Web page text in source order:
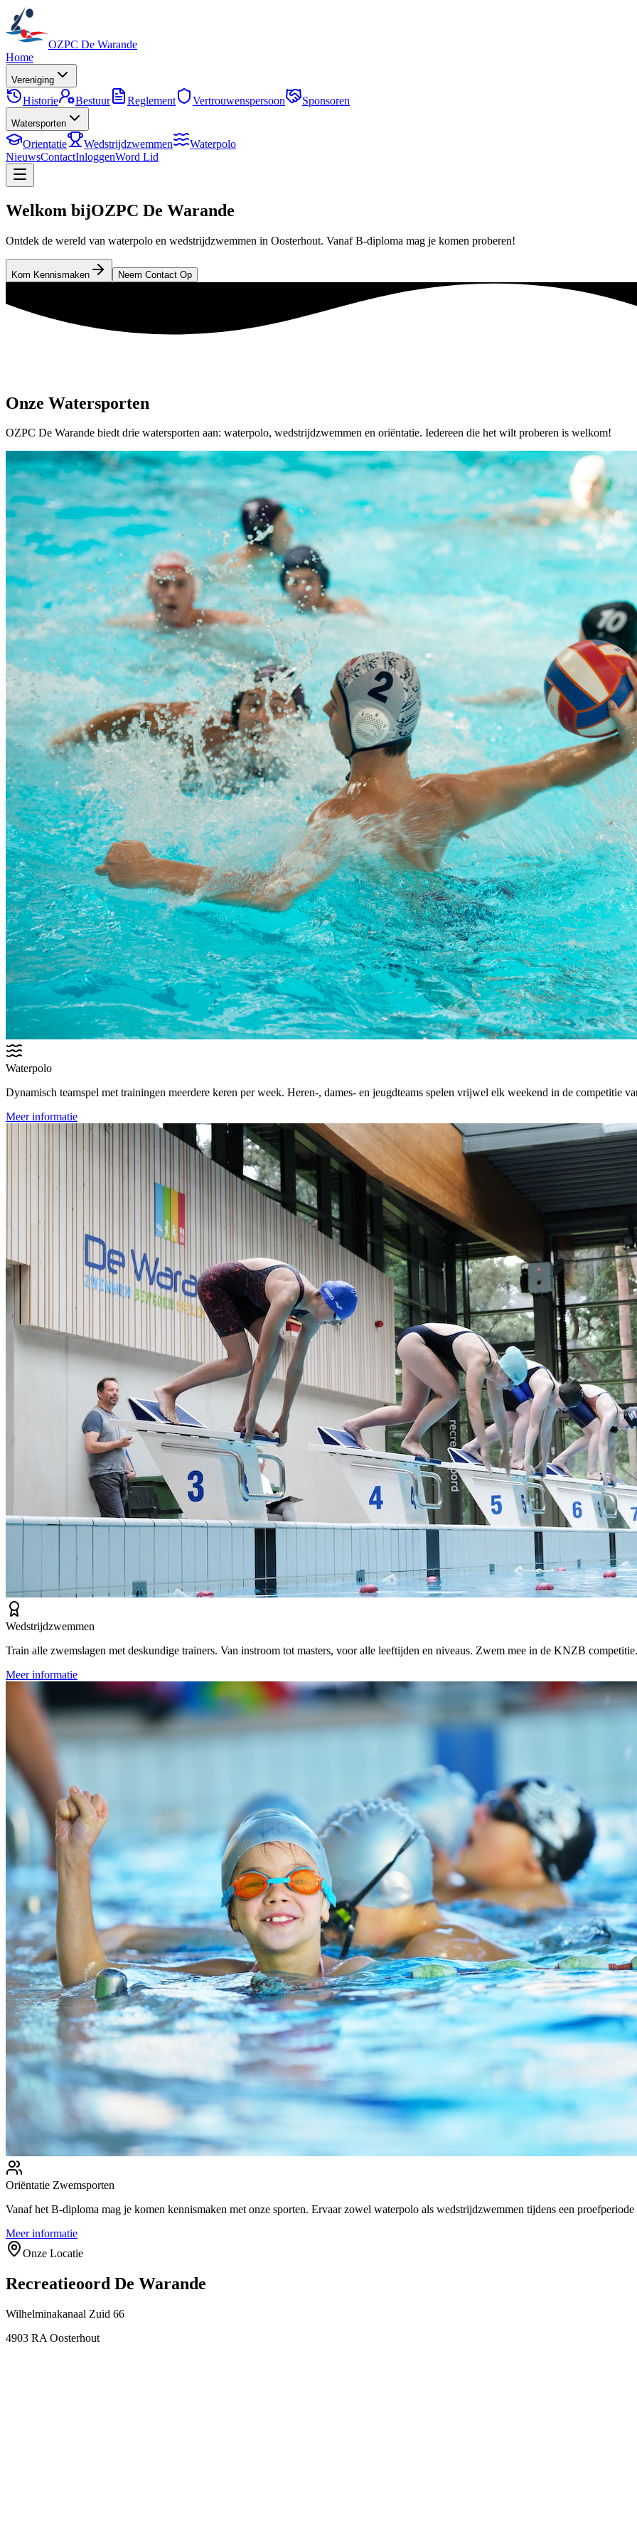
OZPC De Warande
Home
Vereniging
Historie Bestuur Reglement Vertrouwenspersoon Sponsoren
Watersporten
Orientatie Wedstrijdzwemmen
Waterpolo
NieuwsContactInloggenWord Lid
Welkom bijOZPC De Warande
Ontdek de wereld van waterpolo en wedstrijdzwemmen in Oosterhout. Vanaf B-diploma mag je komen proberen!
Kom Kennismaken Neem Contact Op
Onze Watersporten
OZPC De Warande biedt drie watersporten aan: waterpolo, wedstrijdzwemmen en oriëntatie. Iedereen die het wilt proberen is welkom!
Waterpolo
Dynamisch teamspel met trainingen meerdere keren per week. Heren-, dames- en jeugdteams spelen vrijwel elk weekend in de competitie
Meer informatie
Wedstrijdzwemmen
Train alle zwemslagen met deskundige trainers. Van instroom tot masters, voor alle leeftijden en niveaus. Zwem mee in de KNZB competitie.
Meer informatie
Oriëntatie Zwemsporten
Vanaf het B-diploma mag je komen kennismaken met onze sporten. Ervaar zowel waterpolo als wedstrijdzwemmen tijdens een
Meer informatie
Onze Locatie
Recreatieoord De Warande
Wilhelminakanaal Zuid 66
4903 RA Oosterhout